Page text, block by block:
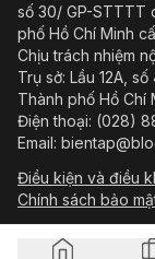
số 30/ GP-STTTT
phố Hồ Chí Minh
Chịu trách nhiệm
Trụ sở: Lầu 12A,
Thành phố Hồ Chí
Điện thoại: (028)
Email:
Điều kiện và điều
Chính sách bảo
© Copyright